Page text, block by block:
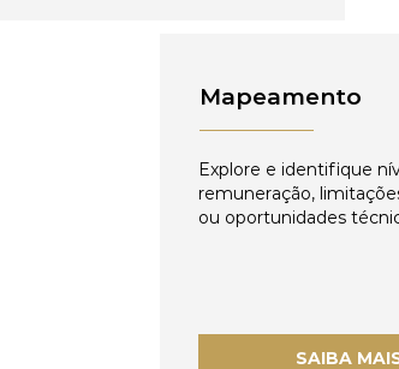
Mapeamento
Explore e identifique
remuneração,
ou oportunidades
SAIBA